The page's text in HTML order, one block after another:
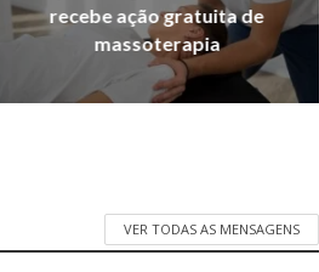
recebe ação gratuita de
massoterapia
VER TODAS AS MENSAGENS